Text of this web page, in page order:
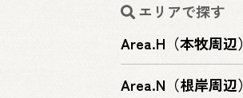
エリアで探す
Area.H（本牧周辺）
Area.N（根岸周辺）